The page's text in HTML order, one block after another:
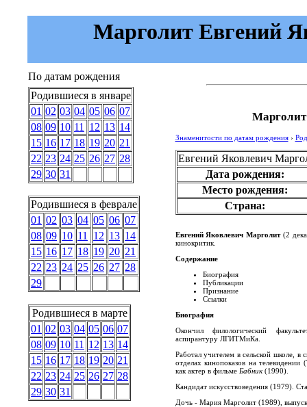
Марголит Евгений
По датам рождения
Родившиеся в январе
01 02 03 04 05 06 07
08 09 10 11 12 13 14
15 16 17 18 19 20 21
22 23 24 25 26 27 28
29 30 31
Родившиеся в феврале
01 02 03 04 05 06 07
08 09 10 11 12 13 14
15 16 17 18 19 20 21
22 23 24 25 26 27 28
29
Родившиеся в марте
01 02 03 04 05 06 07
08 09 10 11 12 13 14
15 16 17 18 19 20 21
22 23 24 25 26 27 28
29 30 31
Знаменитости по датам рождения›
Евгений Яковлевич
Дата рождения:
Место рождения:
Страна:
Евгений Яковлевич Марголит(2
кинокритик.
Содержание
Биография
Публикации
Признание
Ссылки
Биография
Окончил филологический
аспирантуру ЛГИТМиКа.
Работал учителем в сельской школе, в
отделах кинопоказов на
как актер в фильме Бабник(1990).
Кандидат искусствоведения (1979).
Дочь - Мария Марголит (1989),